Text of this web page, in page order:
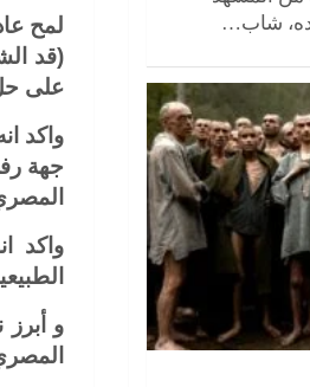
لمح
(قد
على حل
جهة
واكد
و أبرز
شاب…